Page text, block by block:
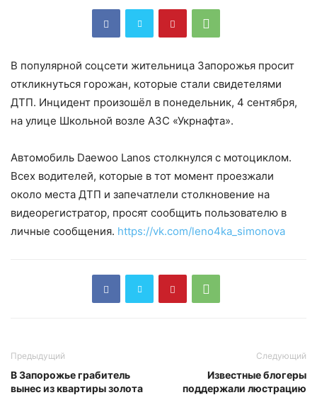
В популярной соцсети жительница Запорожья просит
откликнуться горожан, которые стали свидетелями
ДТП. Инцидент произошёл в понедельник, 4 сентября,
на улице Школьной возле АЗС «Укрнафта».
Автомобиль Daewoo Lanos столкнулся с мотоциклом.
Всех водителей, которые в тот момент проезжали
около места ДТП и запечатлели столкновение на
видеорегистратор, просят сообщить пользователю в
личные сообщения. https://vk.com/leno4ka_simonova
Предыдущий
В Запорожье грабитель
вынес из квартиры золота
Следующий
Известные блогеры
поддержали люстрацию